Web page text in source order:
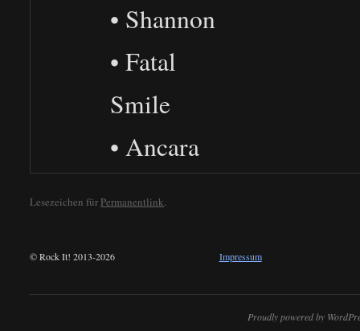
• Shannon
• Fatal
Smile
• Ancara
Lesezeichen für Permanentlink.
© Rock It! 2013-2026 Impressum
Proudly powered by